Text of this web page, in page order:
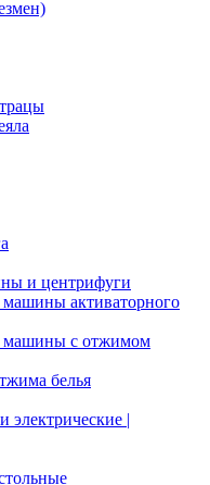
и центрифуги
активаторного
машины с отжимом
белья
электрические |